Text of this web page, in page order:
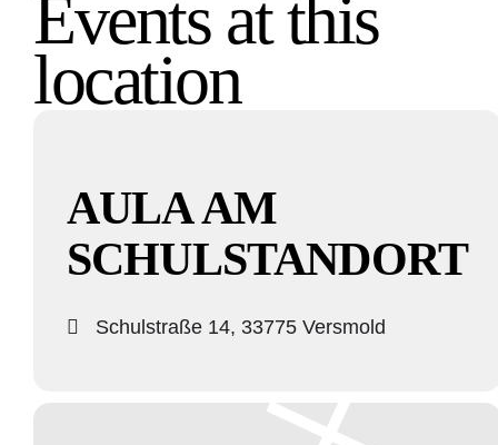
Events at this
location
AULA AM
SCHULSTANDORT
Schulstraße 14, 33775 Versmold